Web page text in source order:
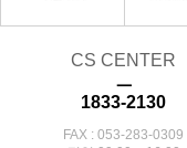
CS CENTER
ㅡ
1833-2130
FAX : 053-283-0309